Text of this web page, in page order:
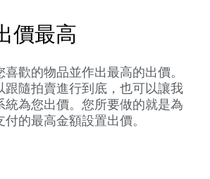
價最高
喜歡的物品並作出最高的出價。
跟隨拍賣進行到底，也可以讓我
統為您出價。您所要做的就是為
付的最高金額設置出價。